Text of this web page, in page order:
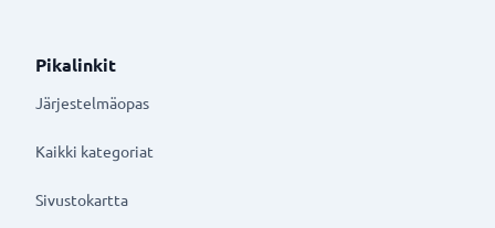
Pikalinkit
Järjestelmäopas
Kaikki kategoriat
Sivustokartta